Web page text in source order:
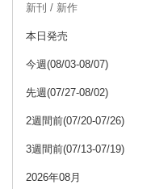
新刊 / 新作
本日発売
今週(08/03-08/07)
先週(07/27-08/02)
2週間前(07/20-07/26)
3週間前(07/13-07/19)
2026年08月